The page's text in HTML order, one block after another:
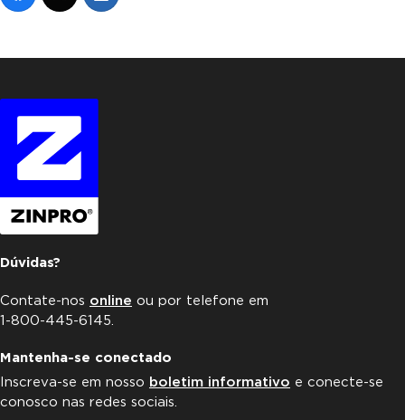
Dúvidas?
Contate-nos online ou por telefone em
1-800-445-6145.
Mantenha-se conectado
Inscreva-se em nosso boletim informativo e conecte-se
conosco nas redes sociais.